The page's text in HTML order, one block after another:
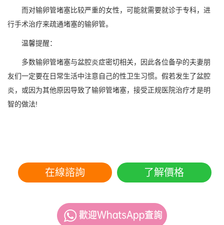
而对输卵管堵塞比较严重的女性，可能就需要就诊于专科，进
行手术治疗来疏通堵塞的输卵管。
温馨提醒：
多数输卵管堵塞与盆腔炎症密切相关，因此各位备孕的夫妻朋
友们一定要在日常生活中注意自己的性卫生习惯。假若发生了盆腔
炎，或因为其他原因导致了输卵管堵塞，接受正规医院治疗才是明
智的做法!
在線諮詢 了解價格